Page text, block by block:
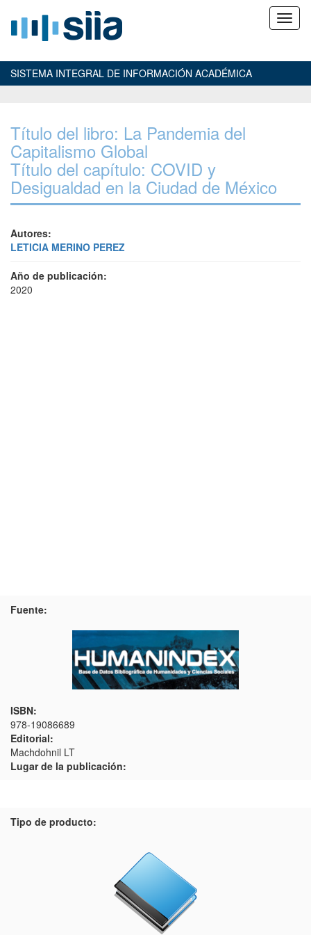
SISTEMA INTEGRAL DE INFORMACIÓN ACADÉMICA
Título del libro: La Pandemia del
Capitalismo Global
Título del capítulo: COVID y
Desigualdad en la Ciudad de México
Autores:
LETICIA MERINO PEREZ
Año de publicación:
2020
Fuente:
ISBN:
978-19086689
Editorial:
Machdohnil LT
Lugar de la publicación:
Tipo de producto: